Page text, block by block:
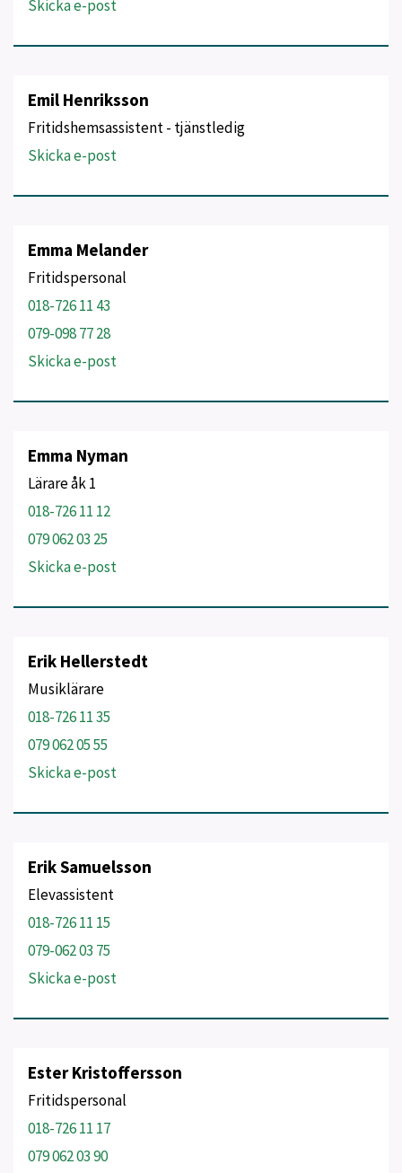
Skicka e-post
Emil Henriksson
Fritidshemsassistent - tjänstledig
Skicka e-post
Emma Melander
Fritidspersonal
018-726 11 43
079-098 77 28
Skicka e-post
Emma Nyman
Lärare åk 1
018-726 11 12
079 062 03 25
Skicka e-post
Erik Hellerstedt
Musiklärare
018-726 11 35
079 062 05 55
Skicka e-post
Erik Samuelsson
Elevassistent
018-726 11 15
079-062 03 75
Skicka e-post
Ester Kristoffersson
Fritidspersonal
018-726 11 17
079 062 03 90